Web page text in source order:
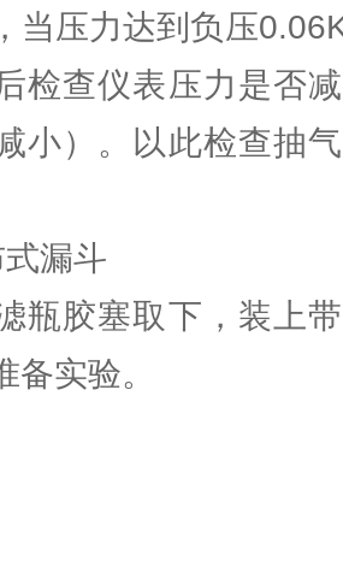
当压力达到负压
检查仪表压力是否
小）。以此检查抽
漏斗
瓶胶塞取下，装上
备实验。